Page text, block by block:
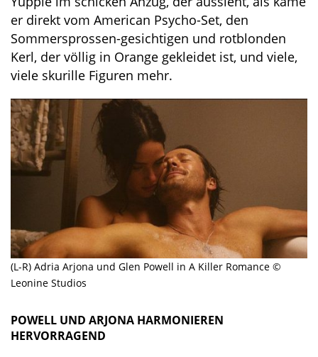
er direkt vom American Psycho-Set, den
Sommersprossen-gesichtigen und rotblonden
Kerl, der völlig in Orange gekleidet ist, und viele,
viele skurille Figuren mehr.
(L-R) Adria Arjona und Glen Powell in A Killer Romance ©
Leonine Studios
POWELL UND ARJONA HARMONIEREN
HERVORRAGEND